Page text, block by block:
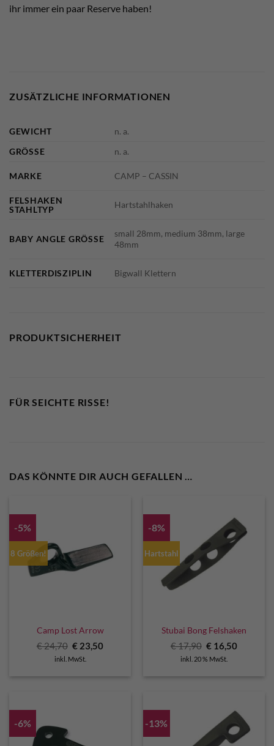
ihr immer ein paar Reserve haben!
ZUSÄTZLICHE INFORMATIONEN
GEWICHT
n. a.
GRÖSSE
n. a.
MARKE CAMP – CASSIN
FELSHAKEN
STAHLTYP
Hartstahlhaken
BABY ANGLE GRÖSSE
small 28mm, medium 38mm, large
48mm
KLETTERDISZIPLIN Bigwall Klettern
PRODUKTSICHERHEIT
FÜR SEICHTE RISSE!
DAS KÖNNTE DIR AUCH GEFALLEN …
-5%
8 Größen!
Camp Lost Arrow
€24,70 Ursprünglicher
Preis
war:
€ 23,50Aktueller
inkl. MwSt.
-8%
Hartstahl
Stubai Bong Felshaken
€17,90 Ursprünglicher
Preis
war:
€ 16,50
inkl. 20 % MwSt.
-6% -13%